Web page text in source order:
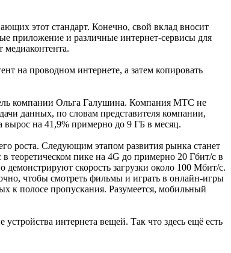
этот стандарт. Конечно, свой вклад вносит
приложение и различные интернет-сервисы для
медиаконтента.
на проводном интернете, а затем копировать
компании Ольга Галушина. Компания МТС не
данных, по словам представителя компании,
вырос на 41,9% примерно до 9 ГБ в месяц.
роста. Следующим этапом развития рынка станет
теоретическом пике на 4G до примерно 20 Гбит/с в
демонстрируют скорость загрузки около 100 Мбит/с.
чтобы смотреть фильмы и играть в онлайн-игры
к полосе пропускания. Разумеется, мобильный
интернета вещей. Так что здесь ещё есть